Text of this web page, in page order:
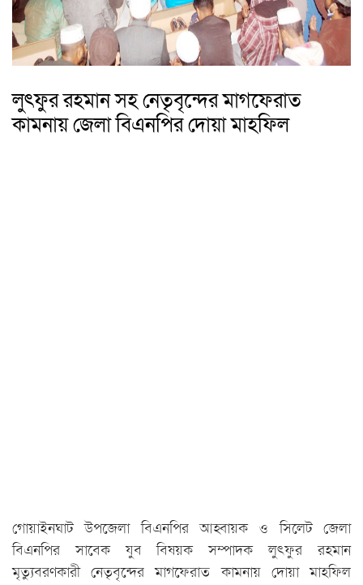
লুৎফুর রহমান সহ নেতৃবৃন্দের মাগফেরাত
কামনায় জেলা বিএনপির দোয়া মাহফিল
গোয়াইনঘাট উপজেলা বিএনপির আহ্বায়ক ও সিলেট জেলা
বিএনপির সাবেক যুব বিষয়ক সম্পাদক লুৎফুর রহমান
মৃত্যুবরণকারী নেতৃবৃন্দের মাগফেরাত কামনায় দোয়া মাহফিল